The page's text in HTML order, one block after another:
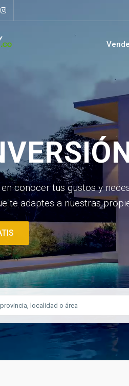
conocer tus gustos y
te adaptes a nuestras